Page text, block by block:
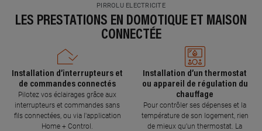
PIRROLU ELECTRICITE
LES PRESTATIONS EN DOMOTIQUE ET MAISON
CONNECTÉE
Installation d’interrupteurs et
de commandes connectés
Pilotez vos éclairages grâce aux
interrupteurs et commandes sans
fils connectées, ou via l'application
Home + Control.
Installation d’un thermostat
ou appareil de régulation du
chauffage
Pour contrôler ses dépenses et la
température de son logement, rien
de mieux qu’un thermostat. La